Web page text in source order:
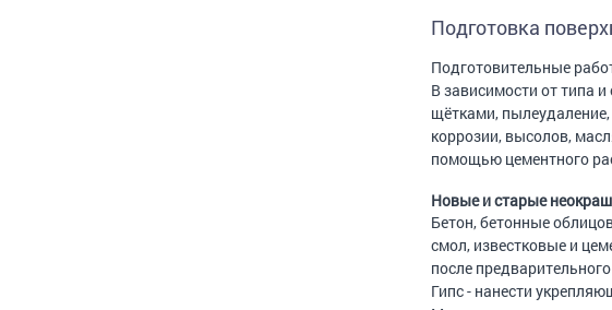
Подготовка
Подготовительные
В зависимости от типа
щётками,
коррозии, высолов,
помощью цементного
Новые и старые
Бетон, бетонные
смол, известковые и
после
Гипс - нанести